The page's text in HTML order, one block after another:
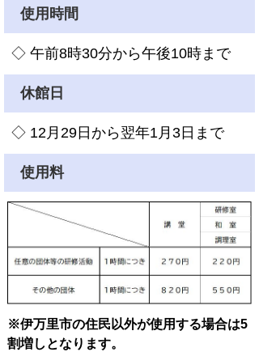
使用時間
◇ 午前8時30分から午後10時まで
休館日
◇ 12月29日から翌年1月3日まで
使用料
※伊万里市の住民以外が使用する場合は5
割増しとなります。